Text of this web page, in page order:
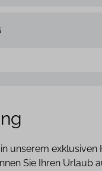
unserem
Sie Ihren Urlaub